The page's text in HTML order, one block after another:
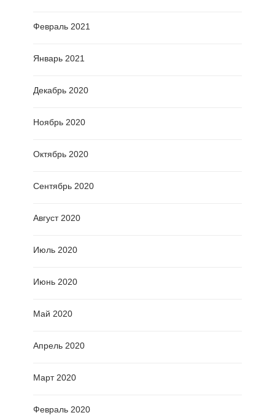
Февраль 2021
Январь 2021
Декабрь 2020
Ноябрь 2020
Октябрь 2020
Сентябрь 2020
Август 2020
Июль 2020
Июнь 2020
Май 2020
Апрель 2020
Март 2020
Февраль 2020